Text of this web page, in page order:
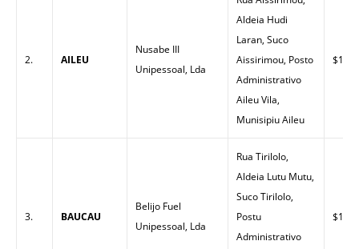
2. AILEU
Nusabe III
Unipessoal, Lda
Aldeia Hudi
Laran, Suco
Aissirimou, Posto
Administrativo
Aileu Vila,
Munisipiu Aileu
$1.55
3. BAUCAU
Belijo Fuel
Unipessoal, Lda
Rua Tirilolo,
Aldeia Lutu Mutu,
Suco Tirilolo,
Postu
Administrativo
$1.45